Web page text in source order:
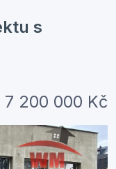
s
7 200 000 Kč